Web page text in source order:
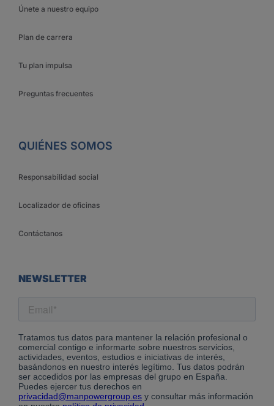
Únete a nuestro equipo
Plan de carrera
Tu plan impulsa
Preguntas frecuentes
QUIÉNES SOMOS
Responsabilidad social
Localizador de oficinas
Contáctanos
NEWSLETTER